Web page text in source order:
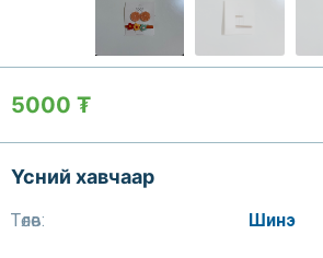
5000 ₮
Үсний хавчаар
Төлөв: Шинэ